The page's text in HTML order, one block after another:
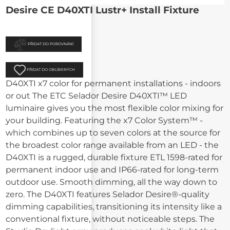
Desire CE D40XTI Lustr+ Install Fixture
PŘIDAT DO POROVNÁNÍ
PŘIDAT DO OBLÍBENÝCH
D40XTI x7 color for permanent installations - indoors
or out The ETC Selador Desire D40XTI™ LED
luminaire gives you the most flexible color mixing for
your building. Featuring the x7 Color System™ -
which combines up to seven colors at the source for
the broadest color range available from an LED - the
D40XTI is a rugged, durable fixture ETL 1598-rated for
permanent indoor use and IP66-rated for long-term
outdoor use. Smooth dimming, all the way down to
zero. The D40XTI features Selador Desire®-quality
dimming capabilities, transitioning its intensity like a
conventional fixture, without noticeable steps. The